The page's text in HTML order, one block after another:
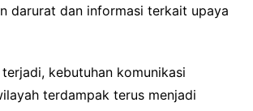
darurat dan informasi terkait upaya
kebutuhan komunikasi
terdampak terus menjadi